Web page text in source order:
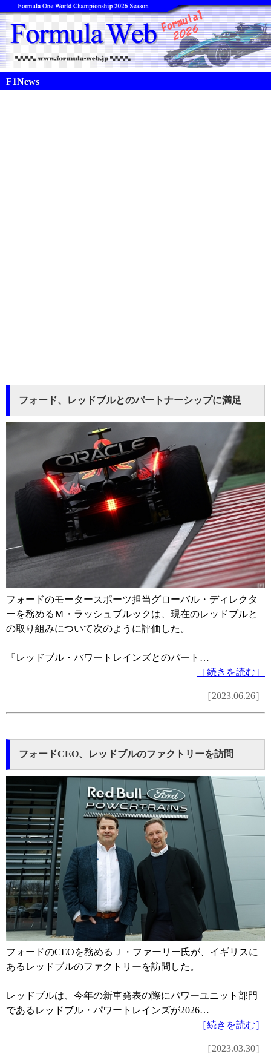
F1News
フォード、レッドブルとのパートナーシップに満足
フォードのモータースポーツ担当グローバル・ディレクタ
ーを務めるＭ・ラッシュブルックは、現在のレッドブルと
の取り組みについて次のように評価した。
『レッドブル・パワートレインズとのパート…
［続きを読む］
［2023.06.26］
フォードCEO、レッドブルのファクトリーを訪問
フォードのCEOを務めるＪ・ファーリー氏が、イギリスに
あるレッドブルのファクトリーを訪問した。
レッドブルは、今年の新車発表の際にパワーユニット部門
であるレッドブル・パワートレインズが2026…
［続きを読む］
［2023.03.30］